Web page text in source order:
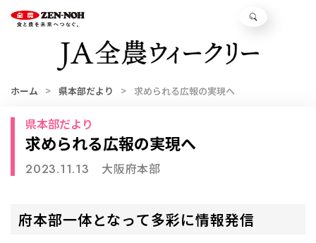
ホーム 県本部だより 求められる広報の実現へ
県本部だより
求められる広報の実現へ
2023.11.13 大阪府本部
府本部一体となって多彩に情報発信